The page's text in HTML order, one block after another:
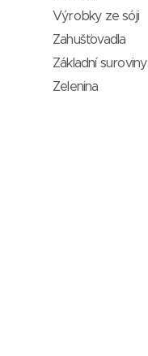
Výrobky ze sóji
Zahušťovadla
Základní suroviny
Zelenina